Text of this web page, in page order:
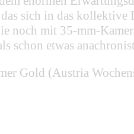
sich in das
noch mit 35-mm-
schon etwas
Gold (Austria